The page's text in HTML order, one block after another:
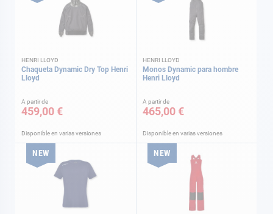
HENRI LLOYD
Chaqueta Dynamic Dry Top Henri
Lloyd
A partir de
459,00 €
Disponible en varias versiones
HENRI LLOYD
Monos Dynamic para hombre
Henri Lloyd
A partir de
465,00 €
Disponible en varias versiones
NEW NEW